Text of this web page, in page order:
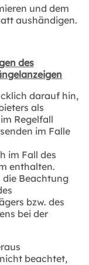
und dem
aushändigen.
des
darauf hin,
als
Regelfall
im Falle
im Fall des
enthalten.
die Beachtung
bzw. des
bei der
beachtet,